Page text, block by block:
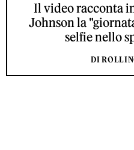
Il video racconta
Johnson la
selfie nello
DI